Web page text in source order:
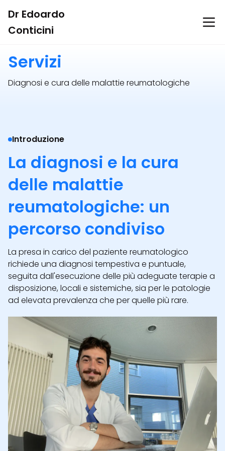
Dr Edoardo
Conticini
Servizi
Diagnosi e cura delle malattie reumatologiche
Introduzione
La diagnosi e la cura
delle malattie
reumatologiche: un
percorso condiviso
La presa in carico del paziente reumatologico
richiede una diagnosi tempestiva e puntuale,
seguita dall'esecuzione delle più adeguate terapie a
disposizione, locali e sistemiche, sia per le patologie
ad elevata prevalenza che per quelle più rare.